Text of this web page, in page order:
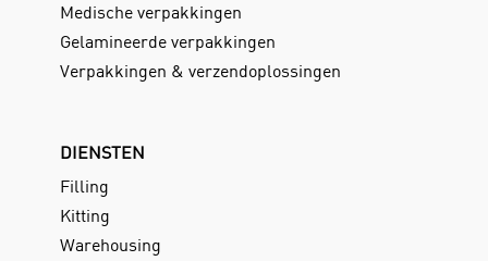
Medische verpakkingen
Gelamineerde verpakkingen
Verpakkingen & verzendoplossingen
DIENSTEN
Filling
Kitting
Warehousing